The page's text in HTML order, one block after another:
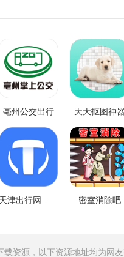
亳州公交出行 天天抠图神器
天津出行网约车 密室消除吧
资源，以下资源地址均为网